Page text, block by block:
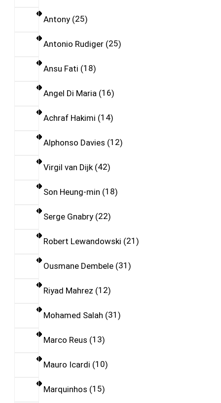
Antony 25
Antonio Rudiger 25
Ansu Fati 18
Angel Di Maria 16
Achraf Hakimi 14
Alphonso Davies 12
Virgil van Dijk 42
Son Heung-min 18
Serge Gnabry 22
Robert Lewandowski 21
Ousmane Dembele 31
Riyad Mahrez 12
Mohamed Salah 31
Marco Reus 13
Mauro Icardi 10
Marquinhos 15